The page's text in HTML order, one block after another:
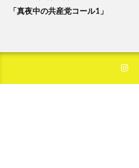
「真夜中の共産党コール1」